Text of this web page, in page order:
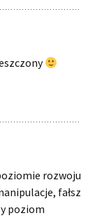
rozwoju
fałsz
poziom